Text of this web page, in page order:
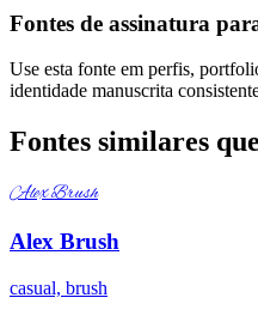
Fontes de assinatura
Use esta fonte em perfis,
identidade manuscrita
Fontes similares
Alex Brush
Alex Brush
casual, brush